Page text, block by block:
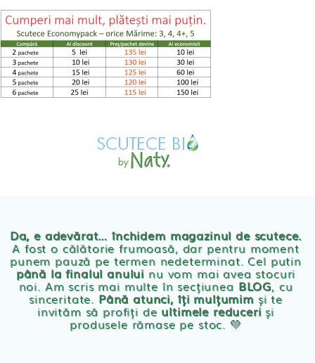
Skip
to
content
PRODUSE BEBE
Servetele umede ecologice
Cosmetice BEBE
Olita Bio Naty
PRODUSE FEMEI
Da, e adevărat… închidem magazinul de scutece.
A fost o călătorie frumoasă, dar pentru moment
punem pauză pe termen nedeterminat. Cel putin
până la finalul anului nu vom mai avea stocuri
noi. Am scris mai multe în secțiunea BLOG, cu
sinceritate. Până atunci, îți mulțumimși te
invităm să profiți de ultimele reduceriși
produsele rămase pe stoc. 💛